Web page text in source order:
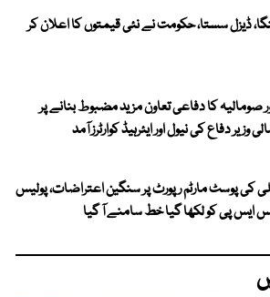
ڈیزل سستا، حکومت نے نئی قیمتوں کا اعلان کر
صومالیہ کا دفاعی تعاون مزید مضبوط بنانے پر
وزیر دفاع کی نیول اور ایئرہیڈ کوارٹرز آمد
کی پوسٹ مارٹم رپورٹ پر سنگین اعتراضات، پولیس
ایس پی کو لکھا گیا خط سامنے آ گیا